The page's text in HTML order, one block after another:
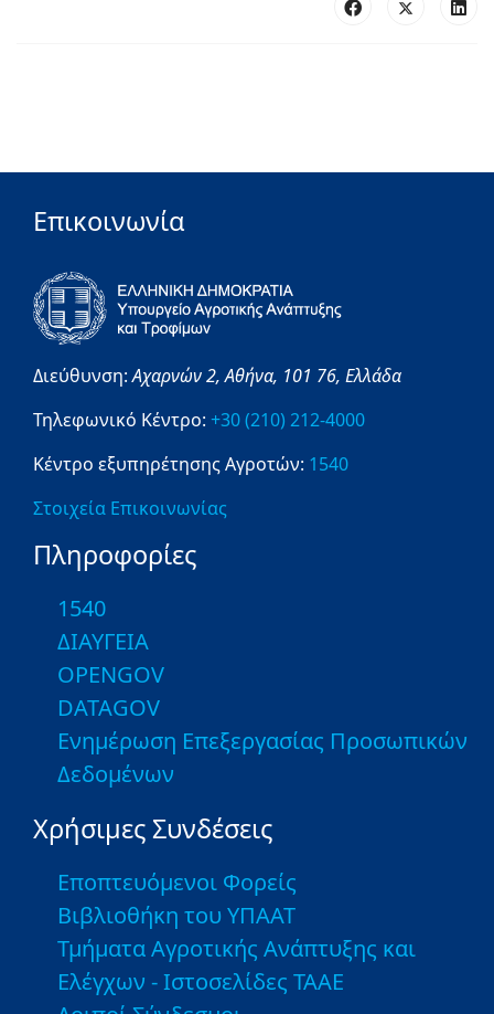
Επικοινωνία
Διεύθυνση:Αχαρνών 2,Αθήνα, 101 76, Ελλάδα
Τηλεφωνικό Κέντρο: +30 (210) 212-4000
Κέντρο εξυπηρέτησης Αγροτών: 1540
Στοιχεία Επικοινωνίας
Πληροφορίες
1540
ΔΙΑΥΓΕΙΑ
OPENGOV
DATAGOV
Ενημέρωση Επεξεργασίας Προσωπικών
Δεδομένων
Χρήσιμες Συνδέσεις
Εποπτευόμενοι Φορείς
Βιβλιοθήκη του ΥΠΑΑΤ
Τμήματα Αγροτικής Ανάπτυξης και
Ελέγχων - Ιστοσελίδες ΤΑΑΕ